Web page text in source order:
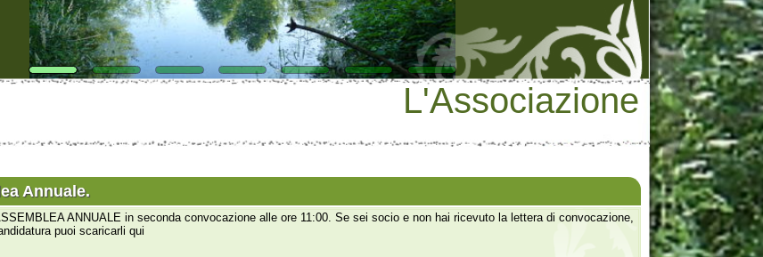
L'Associazione
ANNUALE in seconda convocazione alle ore 11:00. Se sei socio e non hai ricevuto la lettera di convocazione,
puoi scaricarli qui